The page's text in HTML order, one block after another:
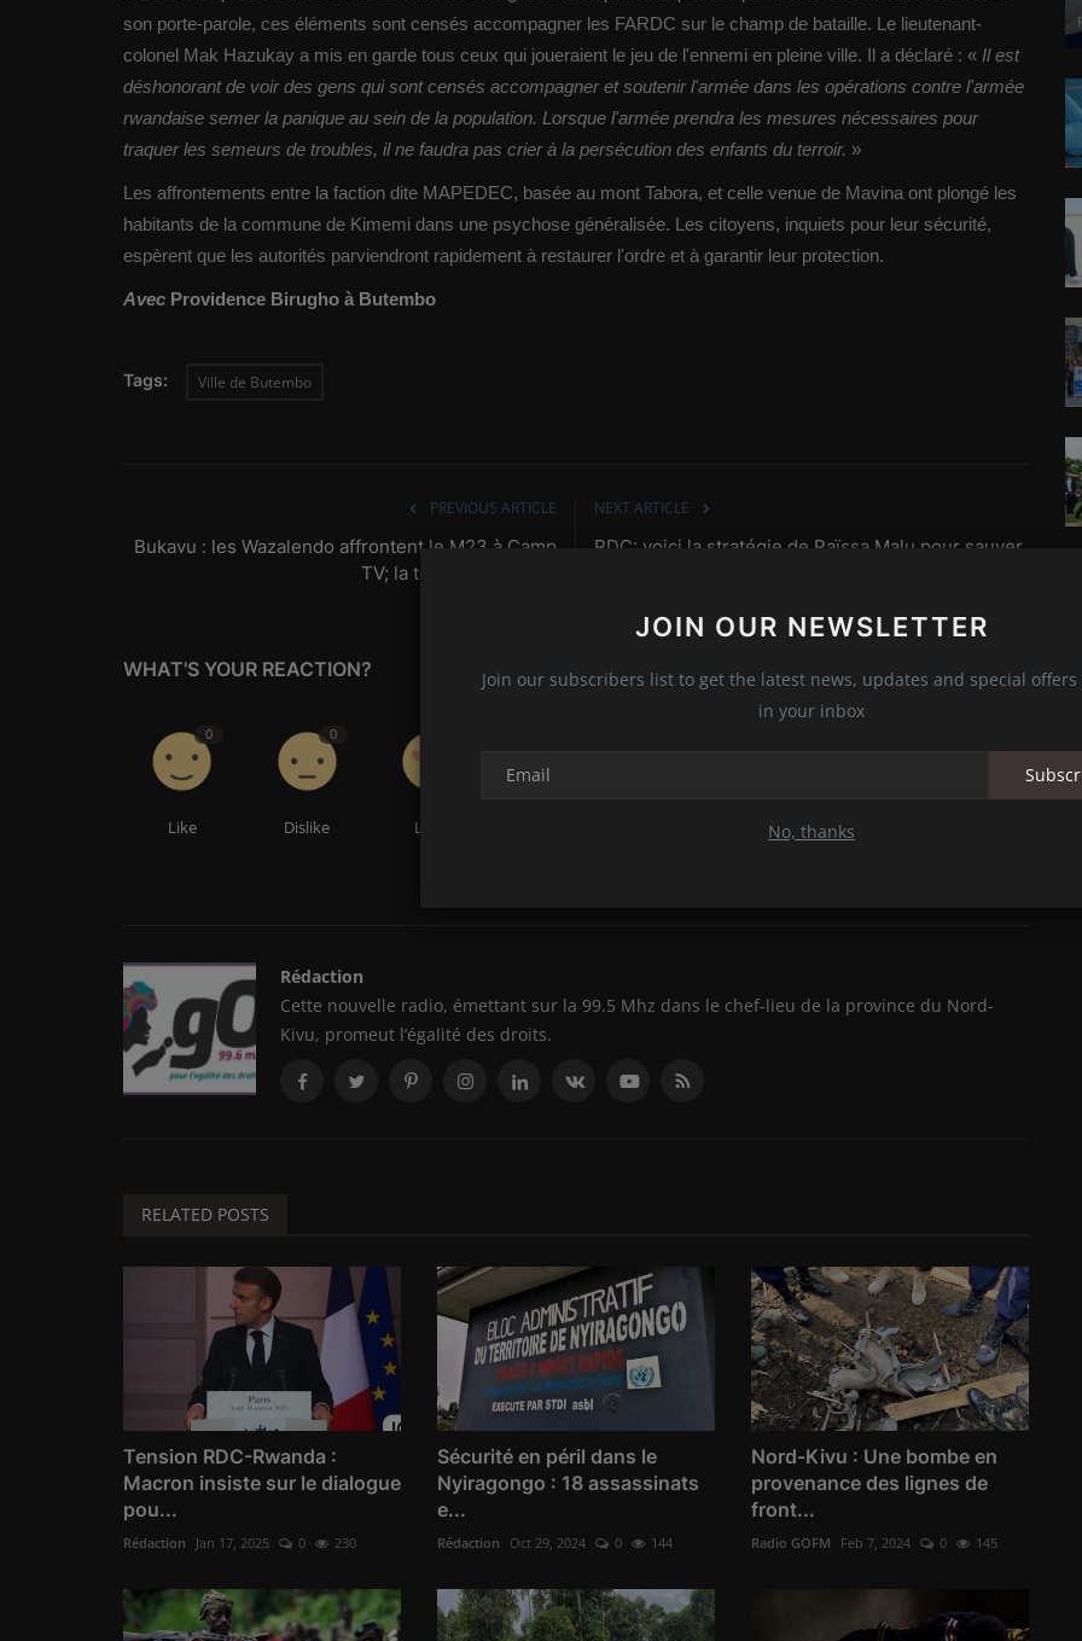
JOIN OUR NEWSLETTER
Join our subscribers list to get the latest news, updates and special
in your inbox
No, thanks
son porte-parole, ces éléments sont censés accompagner les FARDC sur le champ de bataille. Le lieutenant-
colonel Mak Hazukay a mis en garde tous ceux qui joueraient le jeu de l'ennemi en pleine ville. Il a déclaré : « Il est
déshonorant de voir des gens qui sont censés accompagner et soutenir l'armée dans les opérations contre l'armée
rwandaise semer la panique au sein de la population. Lorsque l'armée prendra les mesures nécessaires pour
traquer les semeurs de troubles, il ne faudra pas crier à la persécution des enfants du terroir. »
Les affrontements entre la faction dite MAPEDEC, basée au mont Tabora, et celle venue de Mavina ont plongé les
habitants de la commune de Kimemi dans une psychose généralisée. Les citoyens, inquiets pour leur sécurité,
espèrent que les autorités parviendront rapidement à restaurer l'ordre et à garantir leur protection.
Avec Providence Birugho à Butembo
Tags: Ville de Butembo
PREVIOUS ARTICLE
Bukavu : les Wazalendo affrontent le M23 à Camp
TV; la tension s'installe
NEXT ARTICLE
RDC: voici la stratégie de Raïssa Malu pour sauver
WHAT'S YOUR REACTION?
0
Like
0
Dislike Love Sad
Rédaction
Cette nouvelle radio, émettant sur la 99.5 Mhz dans le chef-lieu de la province du Nord-
Kivu, promeut l’égalité des droits.
RELATED POSTS
Tension RDC-Rwanda :
Macron insiste sur le dialogue
pou...
Rédaction Jan 17, 2025 0 230
Sécurité en péril dans le
Nyiragongo : 18 assassinats
e...
Rédaction Oct 29, 2024 0 144
Nord-Kivu : Une bombe en
provenance des lignes de
front...
Radio GOFM Feb 7, 2024 0 145